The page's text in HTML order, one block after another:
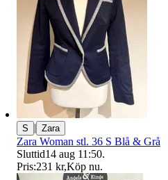
S | Zara
Zara Woman stl. 36 S Blå & Grå
Sluttid14 aug 11:50.
Pris:231 kr,Köp nu.